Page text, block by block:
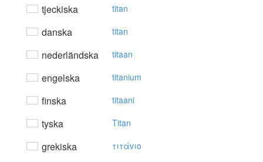
tjeckiska titan
danska titan
nederländska titaan
engelska titanium
finska titaani
tyska Titan
grekiska τιτάvιo